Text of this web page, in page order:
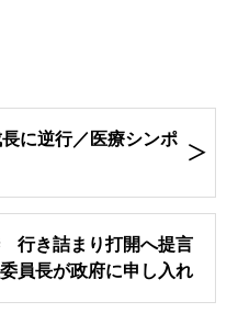
に逆行／医療シンポ
行き詰まり打開へ提言
員長が政府に申し入れ